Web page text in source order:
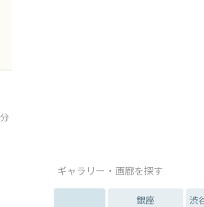
ギャラリー・画廊を探す
銀座
渋